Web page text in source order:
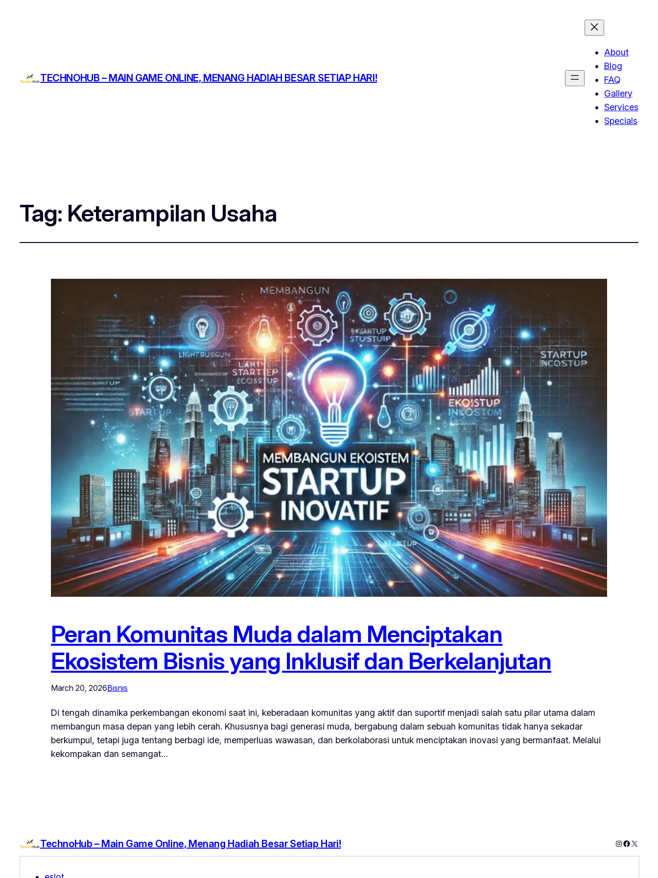
TECHNOHUB – MAIN GAME ONLINE, MENANG HADIAH BESAR SETIAP HARI!
About
Blog
FAQ
Gallery
Services
Specials
Tag: Keterampilan Usaha
Peran Komunitas Muda dalam Menciptakan
Ekosistem Bisnis yang Inklusif dan Berkelanjutan
March 20, 2026Bisnis
Di tengah dinamika perkembangan ekonomi saat ini, keberadaan komunitas yang aktif dan suportif menjadi salah satu pilar utama dalam
membangun masa depan yang lebih cerah. Khususnya bagi generasi muda, bergabung dalam sebuah komunitas tidak hanya sekadar
berkumpul, tetapi juga tentang berbagi ide, memperluas wawasan, dan berkolaborasi untuk menciptakan inovasi yang bermanfaat. Melalui
kekompakan dan semangat…
TechnoHub – Main Game Online, Menang Hadiah Besar Setiap Hari! Instagram
X